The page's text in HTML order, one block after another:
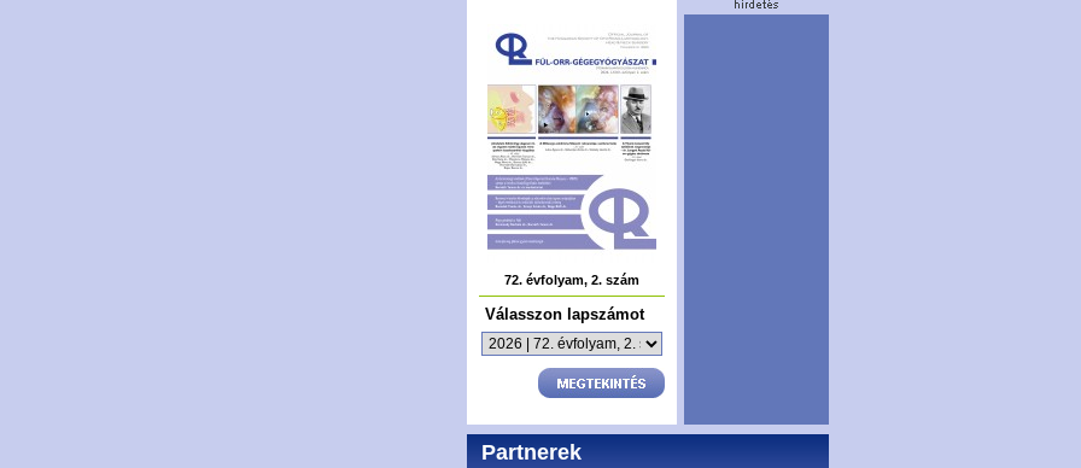
72. évfolyam, 2. szám
Válasszon lapszámot
Partnerek